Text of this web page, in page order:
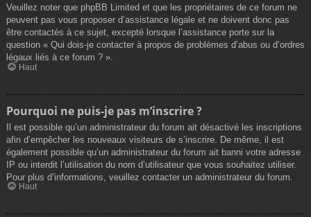
Veuillez noter que phpBB Limited et que les propriétaires de ce forum ne
peuvent pas vous proposer d’assistance légale et ne doivent donc pas
être contactés à ce sujet, excepté lorsque l’assistance porte sur la
question « Qui dois-je contacter à propos de problèmes d’abus ou d’ordres
légaux liés à ce forum ? ».
Haut
Pourquoi ne puis-je pas m’inscrire ?
Il est possible qu’un administrateur du forum ait désactivé les inscriptions
afin d’empêcher les nouveaux visiteurs de s’inscrire. De même, il est
également possible qu’un administrateur du forum ait banni votre adresse
IP ou interdit l’utilisation du nom d’utilisateur que vous souhaitez utiliser.
Pour plus d’informations, veuillez contacter un administrateur du forum.
Haut